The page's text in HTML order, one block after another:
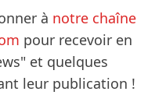
à notre chaîne
pour recevoir en
et quelques
leur publication !